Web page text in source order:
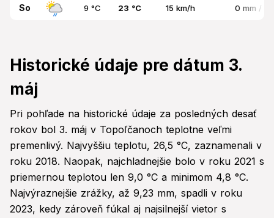
So 9 °C 23 °C 15 km/h 0 mm /
Historické údaje pre dátum 3.
máj
Pri pohľade na historické údaje za posledných desať
rokov bol 3. máj v Topoľčanoch teplotne veľmi
premenlivý. Najvyššiu teplotu, 26,5 °C, zaznamenali v
roku 2018. Naopak, najchladnejšie bolo v roku 2021 s
priemernou teplotou len 9,0 °C a minimom 4,8 °C.
Najvýraznejšie zrážky, až 9,23 mm, spadli v roku
2023, kedy zároveň fúkal aj najsilnejší vietor s